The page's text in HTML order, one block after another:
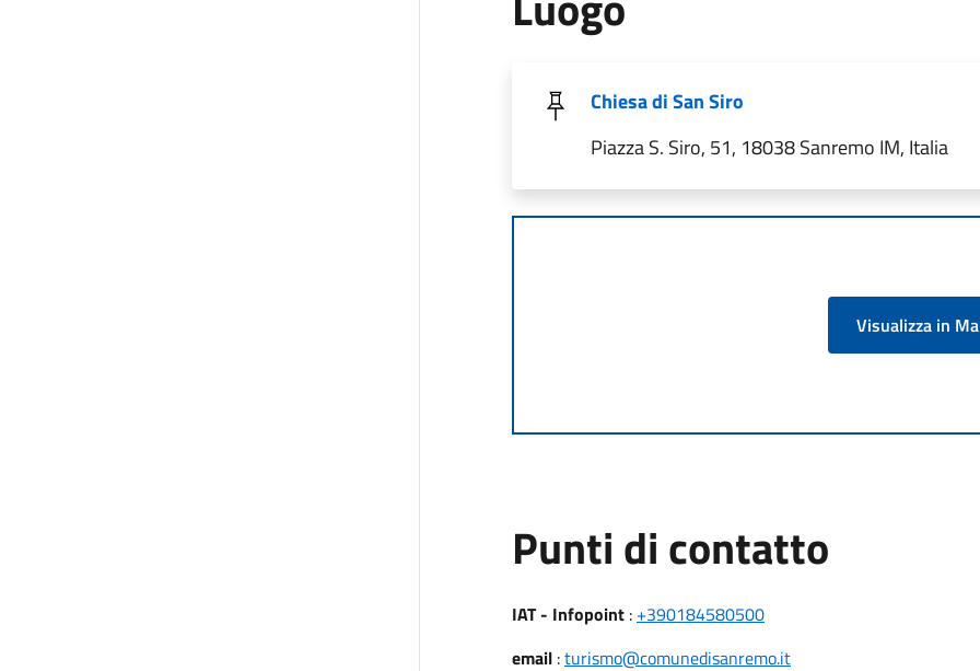
Chiesa di San Siro
Piazza S. Siro, 51, 18038 Sanremo IM, Italia
Visualizza in
Punti di contatto
IAT - Infopoint: +390184580500
email:turismo@comunedisanremo.it